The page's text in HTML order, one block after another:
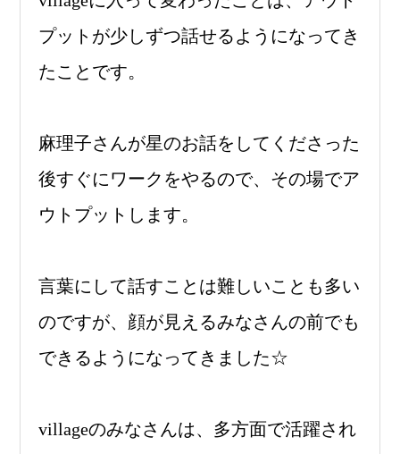
プットが少しずつ話せるようになってき
たことです。
麻理子さんが星のお話をしてくださった
後すぐにワークをやるので、その場でア
ウトプットします。
言葉にして話すことは難しいことも多い
のですが、顔が見えるみなさんの前でも
できるようになってきました☆
villageのみなさんは、多方面で活躍され